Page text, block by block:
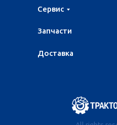
Сервис
Запчасти
Доставка